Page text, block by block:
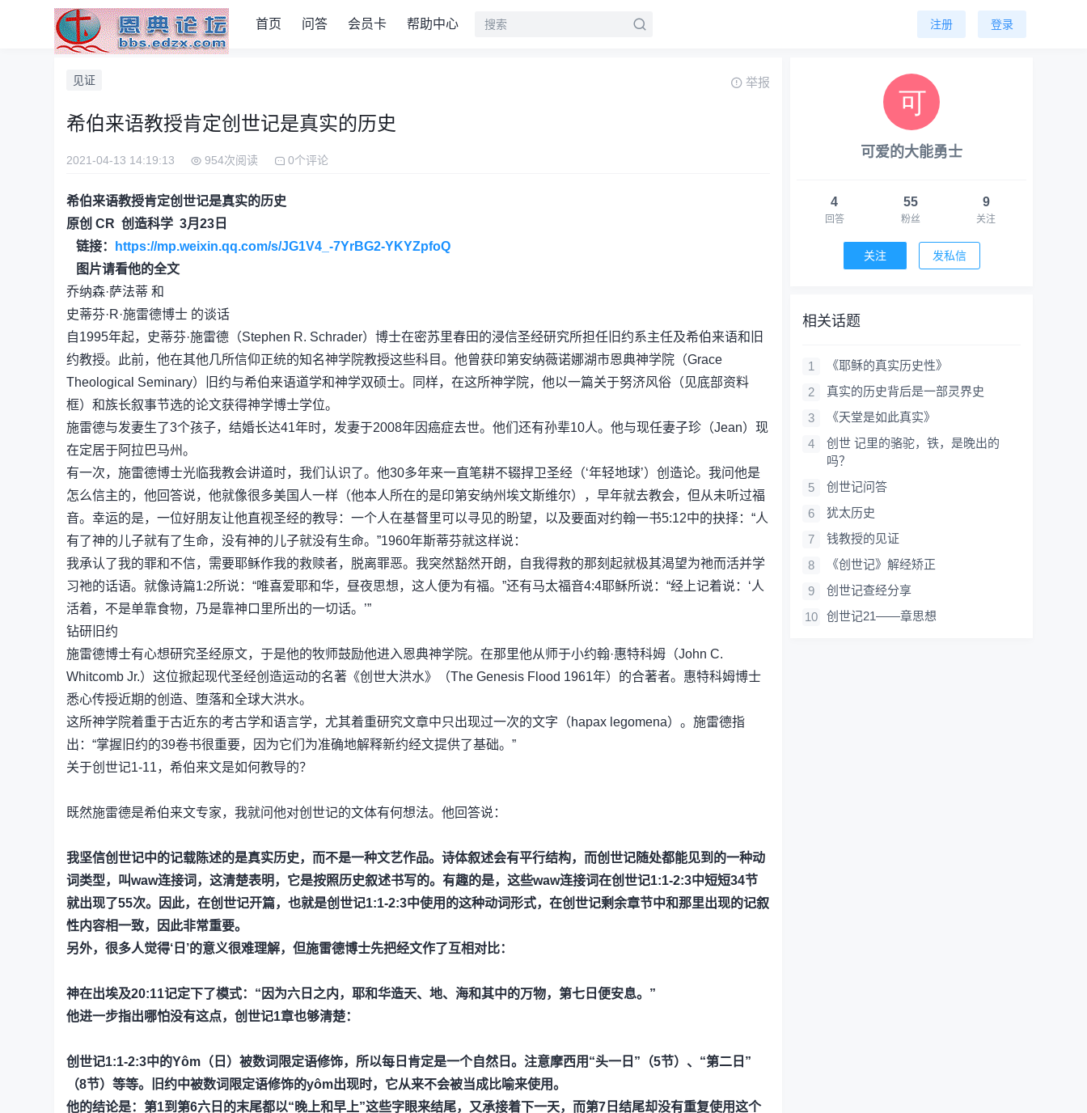
首页 问答 会员卡 帮助中心 注册 登录
见证 举报
希伯来语教授肯定创世记是真实的历史
2021-04-13 14:19:13 954次阅读 0个评论
希伯来语教授肯定创世记是真实的历史
原创 CR 创造科学 3月23日
链接：
https://mp.weixin.qq.com/s/JG1V4_-7YrBG2-YKYZpfoQ
图片请看他的全文
乔纳森·萨法蒂 和
史蒂芬·R·施雷德博士 的谈话
自1995年起，史蒂芬·施雷德（Stephen R. Schrader）博士在密苏里春田的浸信圣经研究所担任旧约系主任及希伯来语和旧
约教授。此前，他在其他几所信仰正统的知名神学院教授这些科目。他曾获印第安纳薇诺娜湖市恩典神学院（Grace
Theological Seminary）旧约与希伯来语道学和神学双硕士。同样，在这所神学院，他以一篇关于努济风俗（见底部资料
框）和族长叙事节选的论文获得神学博士学位。
施雷德与发妻生了3个孩子，结婚长达41年时，发妻于2008年因癌症去世。他们还有孙辈10人。他与现任妻子珍（Jean）现
在定居于阿拉巴马州。
有一次，施雷德博士光临我教会讲道时，我们认识了。他30多年来一直笔耕不辍捍卫圣经（‘年轻地球’）创造论。我问他是
怎么信主的，他回答说，他就像很多美国人一样（他本人所在的是印第安纳州埃文斯维尔），早年就去教会，但从未听过福
音。幸运的是，一位好朋友让他直视圣经的教导：一个人在基督里可以寻见的盼望，以及要面对约翰一书5:12中的抉择：“人
有了神的儿子就有了生命，没有神的儿子就没有生命。”1960年斯蒂芬就这样说：
我承认了我的罪和不信，需要耶稣作我的救赎者，脱离罪恶。我突然豁然开朗，自我得救的那刻起就极其渴望为祂而活并学
习祂的话语。就像诗篇1:2所说：“唯喜爱耶和华，昼夜思想，这人便为有福。”还有马太福音4:4耶稣所说：“经上记着说：‘人
活着，不是单靠食物，乃是靠神口里所出的一切话。’”
钻研旧约
施雷德博士有心想研究圣经原文，于是他的牧师鼓励他进入恩典神学院。在那里他从师于小约翰·惠特科姆（John C.
Whitcomb Jr.）这位掀起现代圣经创造运动的名著《创世大洪水》（The Genesis Flood 1961年）的合著者。惠特科姆博士
悉心传授近期的创造、堕落和全球大洪水。
这所神学院着重于古近东的考古学和语言学，尤其着重研究文章中只出现过一次的文字（hapax legomena）。施雷德指
出：“掌握旧约的39卷书很重要，因为它们为准确地解释新约经文提供了基础。”
关于创世记1-11，希伯来文是如何教导的？
既然施雷德是希伯来文专家，我就问他对创世记的文体有何想法。他回答说：
我坚信创世记中的记载陈述的是真实历史，而不是一种文艺作品。诗体叙述会有平行结构，而创世记随处都能见到的一种动
词类型，叫waw连接词，这清楚表明，它是按照历史叙述书写的。有趣的是，这些waw连接词在创世记1:1-2:3中短短34节
就出现了55次。因此，在创世记开篇，也就是创世记1:1-2:3中使用的这种动词形式，在创世记剩余章节中和那里出现的记叙
性内容相一致，因此非常重要。
另外，很多人觉得‘日’的意义很难理解，但施雷德博士先把经文作了互相对比：
神在出埃及20:11记定下了模式：“因为六日之内，耶和华造天、地、海和其中的万物，第七日便安息。”
他进一步指出哪怕没有这点，创世记1章也够清楚：
创世记1:1-2:3中的Yôm（日）被数词限定语修饰，所以每日肯定是一个自然日。注意摩西用“头一日”（5节）、“第二日”
（8节）等等。旧约中被数词限定语修饰的yôm出现时，它从来不会被当成比喻来使用。
他的结论是：第1到第6六日的末尾都以“晚上和早上”这些字眼来结尾，又承接着下一天，而第7日结尾却没有重复使用这个
可爱的大能勇士
4
回答
55
粉丝
9
关注
关注 发私信
相关话题
《耶稣的真实历史性》
真实的历史背后是一部灵界史
《天堂是如此真实》
创世 记里的骆驼，铁，是晚出的
吗？
创世记问答
犹太历史
钱教授的见证
《创世记》解经矫正
创世记查经分享
创世记21——章思想